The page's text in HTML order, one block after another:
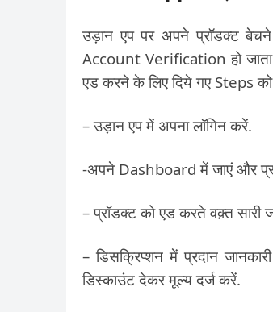
उड़ान एप पर अपने प्रॉडक्ट
Account Verification हो
एड करने के लिए दिये गए Steps
– उड़ान एप में अपना लॉगिन करें.
-अपने Dashboard में जाएं और
– प्रॉडक्ट को एड करते वक़्त
– डिसक्रिप्शन में प्रदान
डिस्काउंट देकर मूल्य दर्ज करें.